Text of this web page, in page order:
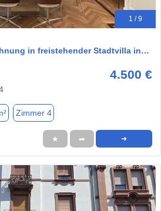
1 / 9
in freistehender Stadtvilla in…
4.500 €
Zimmer 4
★ ➦ ➜